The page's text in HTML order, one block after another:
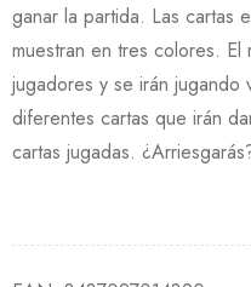
ganar la partida. Las cartas
muestran en tres colores.
jugadores y se irán jugando
diferentes cartas que irán
cartas jugadas.